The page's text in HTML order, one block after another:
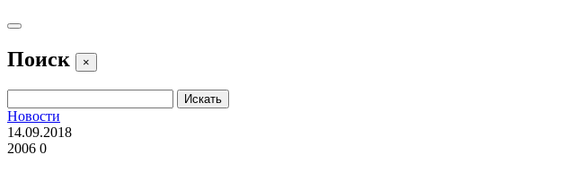
Поиск ×
Новости
14.09.2018
2006 0